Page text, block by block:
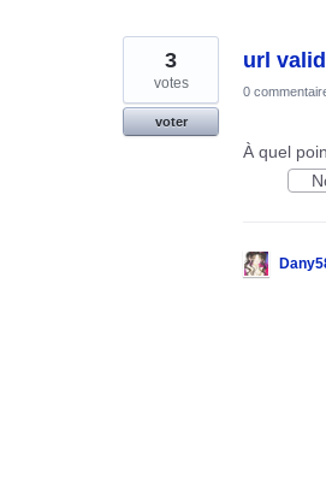
url
3
votes
voter
0
À quel